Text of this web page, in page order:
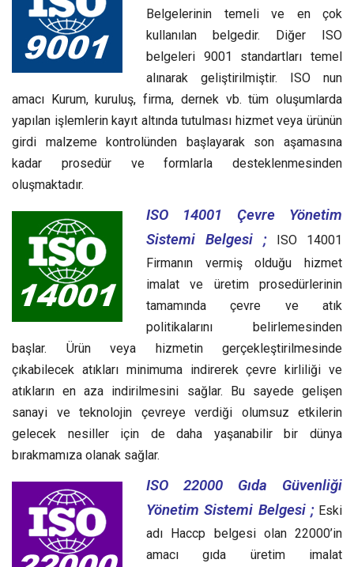
Belgelerinin temeli ve en çok
kullanılan belgedir. Diğer ISO
belgeleri 9001 standartları temel
alınarak geliştirilmiştir. ISO nun
amacı Kurum, kuruluş, firma, dernek vb. tüm oluşumlarda
yapılan işlemlerin kayıt altında tutulması hizmet veya ürünün
girdi malzeme kontrolünden başlayarak son aşamasına
kadar prosedür ve formlarla desteklenmesinden
oluşmaktadır.
ISO 14001 Çevre Yönetim
Sistemi Belgesi ;
ISO 14001
Firmanın vermiş olduğu hizmet
imalat ve üretim prosedürlerinin
tamamında çevre ve atık
politikalarını belirlemesinden
başlar. Ürün veya hizmetin gerçekleştirilmesinde
çıkabilecek atıkları minimuma indirerek çevre kirliliği ve
atıkların en aza indirilmesini sağlar. Bu sayede gelişen
sanayi ve teknolojin çevreye verdiği olumsuz etkilerin
gelecek nesiller için de daha yaşanabilir bir dünya
bırakmamıza olanak sağlar.
ISO 22000 Gıda Güvenliği
Yönetim Sistemi Belgesi ; Eski
adı Haccp belgesi olan 22000’in
amacı gıda üretim imalat